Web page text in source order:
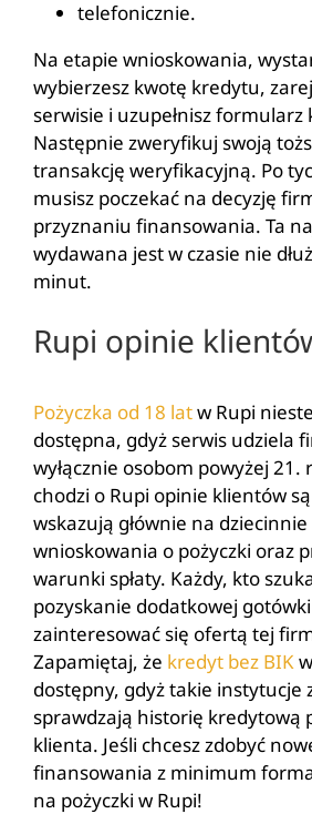
telefonicznie.
Na etapie wnioskowania,
wybierzesz kwotę kredytu,
serwisie i uzupełnisz
Następnie zweryfikuj swoją
transakcję weryfikacyjną. Po
musisz poczekać na decyzję
przyznaniu finansowania. Ta
wydawana jest w czasie nie
minut.
Rupi opinie
Pożyczka od 18 latw Rupi
dostępna, gdyż serwis udziela
wyłącznie osobom powyżej 21.
chodzi o Rupi opinie klientów
wskazują głównie na
wnioskowania o pożyczki oraz
warunki spłaty. Każdy, kto
pozyskanie dodatkowej
zainteresować się ofertą tej
Zapamiętaj, że kredyt bez BIK
dostępny, gdyż takie instytucje
sprawdzają historię kredytową
klienta. Jeśli chcesz zdobyć
finansowania z minimum
na pożyczki w Rupi!